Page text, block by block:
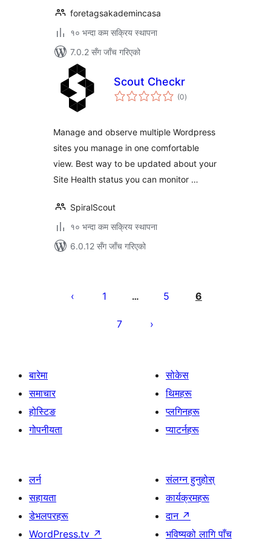
foretagsakademincasa
१० भन्दा कम सक्रिय स्थापना
7.0.2 सँग जाँच गरिएको
Scout Checkr
(0कुल
रेटिङ्गहरू
)
Manage and observe multiple Wordpress
sites you manage in one comfortable
view. Best way to be updated about your
Site Health status you can monitor …
SpiralScout
१० भन्दा कम सक्रिय स्थापना
6.0.12 सँग जाँच गरिएको
पृष्ठाङ्कन1 … 5 6
7
बारेमा
समाचार
होस्टिङ
गोपनीयता
सोकेस
थिमहरू
प्लगिनहरू
प्याटर्नहरू
लर्न
सहायता
डेभलपरहरू
WordPress.tv ↗
संलग्न हुनुहोस्
कार्यक्रमहरू
दान ↗
भविष्यको लागि पाँच